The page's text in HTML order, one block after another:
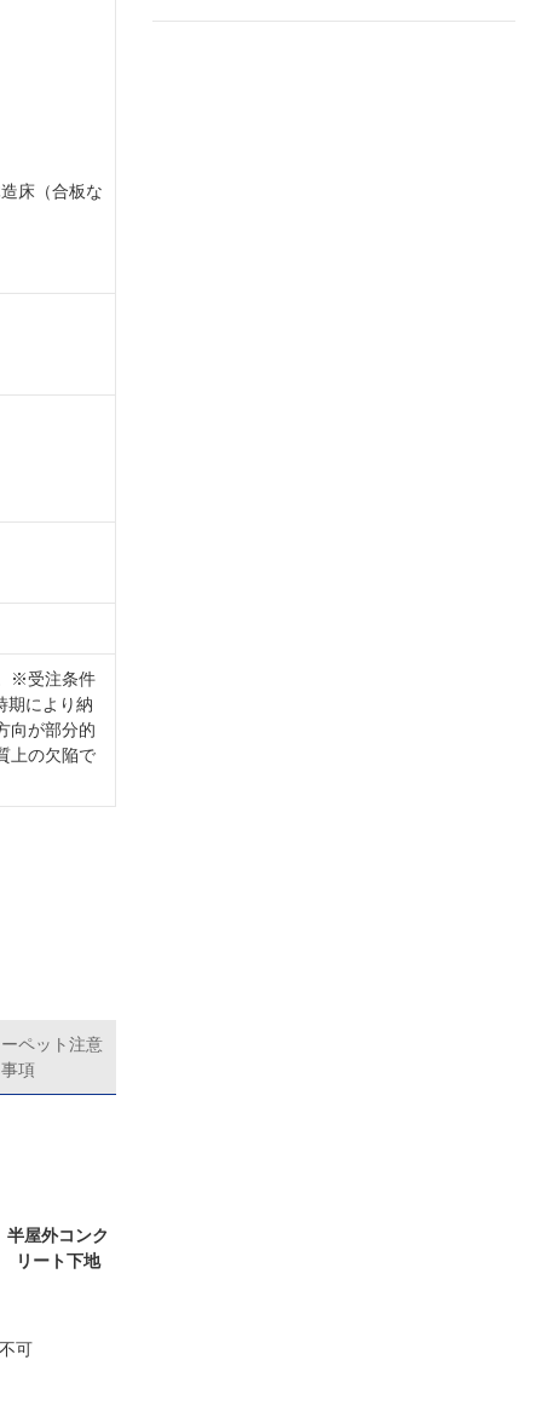
床（合板な
※受注条件
期により納
向が部分的
上の欠陥で
ペット注意
事項
半屋外コンク
リート下地
不可